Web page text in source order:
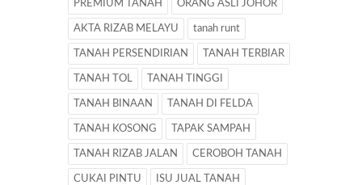
PREMIUM TANAH ORANG ASLI JOHOR
AKTA RIZAB MELAYU tanah runt
TANAH PERSENDIRIAN TANAH TERBIAR
TANAH TOL TANAH TINGGI
TANAH BINAAN TANAH DI FELDA
TANAH KOSONG TAPAK SAMPAH
TANAH RIZAB JALAN CEROBOH TANAH
CUKAI PINTU ISU JUAL TANAH